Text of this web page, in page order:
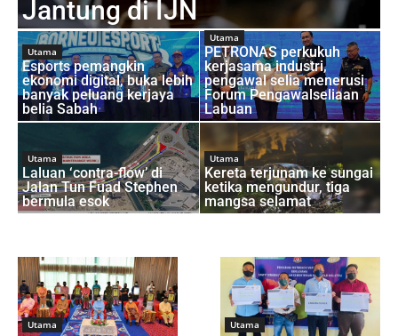
Jantung di IJN
Utama
Esports pemangkin
ekonomi digital, buka lebih
banyak peluang kerjaya
belia Sabah
Utama
PETRONAS perkukuh
kerjasama industri,
pengawal selia menerusi
Forum Pengawalseliaan
Labuan
Utama
Laluan ‘contra-flow’ di
Jalan Tun Fuad Stephen
bermula esok
Utama
Kereta terjunam ke sungai
ketika mengundur, tiga
mangsa selamat
Utama Utama